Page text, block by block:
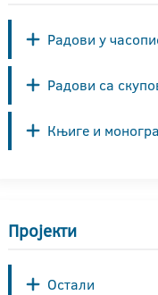
Радови у
Радови са
Књиге и
Пројекти
Остали